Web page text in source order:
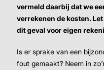
vermeld daarbij dat we
verrekenen de kosten.
dit geval voor eigen
Is er sprake van een
fout gemaakt? Neem in